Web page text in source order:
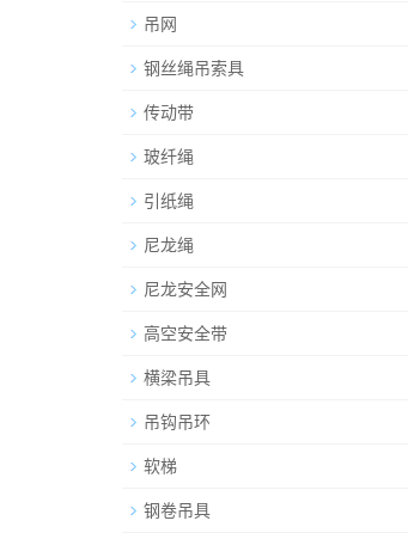
吊网
钢丝绳吊索具
传动带
玻纤绳
引纸绳
尼龙绳
尼龙安全网
高空安全带
横梁吊具
吊钩吊环
软梯
钢卷吊具